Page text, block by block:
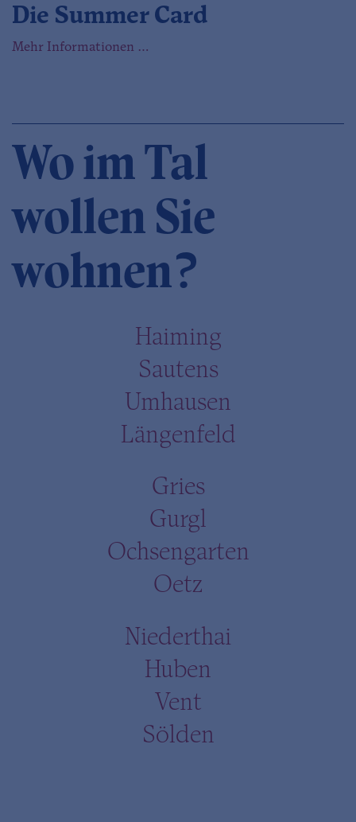
Die Summer Card
Mehr Informationen …
Wo im Tal
wollen Sie
wohnen?
Haiming
Sautens
Umhausen
Längenfeld
Gries
Gurgl
Ochsengarten
Oetz
Niederthai
Huben
Vent
Sölden